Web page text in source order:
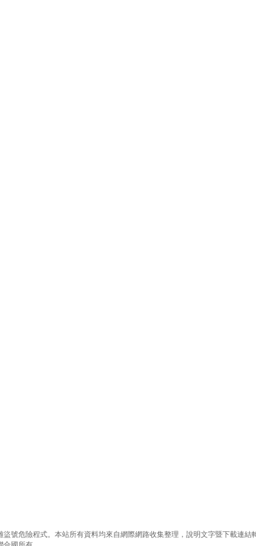
危險程式。本站所有資料均來自網際網路收集整理，說明文字暨下載連結